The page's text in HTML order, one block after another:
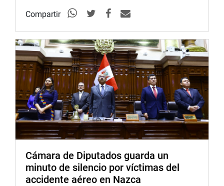
Compartir
Cámara de Diputados guarda un
minuto de silencio por víctimas del
accidente aéreo en Nazca